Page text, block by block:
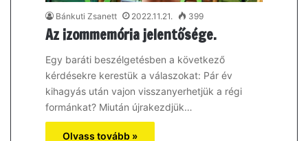
Bánkuti Zsanett 2022.11.21. 399
Az izommemória jelentősége.
Egy baráti beszélgetésben a következő
kérdésekre kerestük a válaszokat: Pár év
kihagyás után vajon visszanyerhetjük a régi
formánkat? Miután újrakezdjük…
Olvass tovább »